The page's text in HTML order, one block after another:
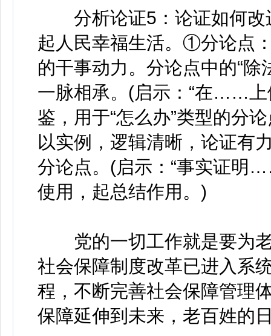
分析论证5：论证如何改
起人民幸福生活。①分论点
的干事动力。分论点中的“
一脉相承。(启示：“在……
鉴，用于“怎么办”类型的分
以实例，逻辑清晰，论证有
分论点。(启示：“事实证明
使用，起总结作用。)
党的一切工作就是要为老
社会保障制度改革已进入系
程，不断完善社会保障管理
保障延伸到未来，老百姓的